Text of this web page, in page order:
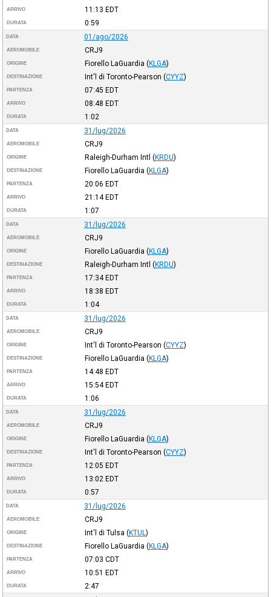
ARRIVO 11:13 EDT
DURATA 0:59
DATA 01/ago/2026
AEROMOBILE CRJ9
ORIGINE Fiorello LaGuardia (KLGA)
DESTINAZIONE Int'l di Toronto-Pearson (CYYZ)
PARTENZA 07:45 EDT
ARRIVO 08:48 EDT
DURATA 1:02
DATA 31/lug/2026
AEROMOBILE CRJ9
ORIGINE Raleigh-Durham Intl (KRDU)
DESTINAZIONE Fiorello LaGuardia (KLGA)
PARTENZA 20:06 EDT
ARRIVO 21:14EDT
DURATA 1:07
DATA 31/lug/2026
AEROMOBILE CRJ9
ORIGINE Fiorello LaGuardia (KLGA)
DESTINAZIONE Raleigh-Durham Intl (KRDU)
PARTENZA 17:34EDT
ARRIVO 18:38 EDT
DURATA 1:04
DATA 31/lug/2026
AEROMOBILE CRJ9
ORIGINE Int'l di Toronto-Pearson (CYYZ)
DESTINAZIONE Fiorello LaGuardia (KLGA)
PARTENZA 14:48 EDT
ARRIVO 15:54EDT
DURATA 1:06
DATA 31/lug/2026
AEROMOBILE CRJ9
ORIGINE Fiorello LaGuardia (KLGA)
DESTINAZIONE Int'l di Toronto-Pearson (CYYZ)
PARTENZA 12:05 EDT
ARRIVO 13:02 EDT
DURATA 0:57
DATA 31/lug/2026
AEROMOBILE CRJ9
ORIGINE Int'l di Tulsa (KTUL )
DESTINAZIONE Fiorello LaGuardia (KLGA)
PARTENZA 07:03 CDT
ARRIVO 10:51 EDT
DURATA 2:47